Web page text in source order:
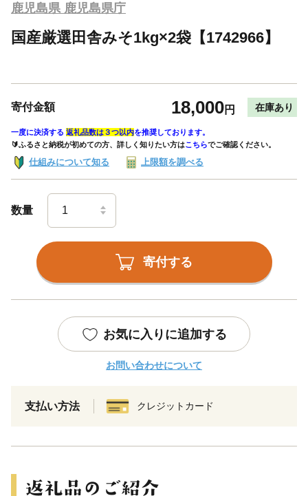
鹿児島県 鹿児島県庁
国産厳選田舎みそ1kg×2袋【1742966】
寄付金額 18,000円 在庫あり
一度に決済する 返礼品数は３つ以内を推奨しております。
🔰ふるさと納税が初めての方、詳しく知りたい方はこちらでご確認ください。
仕組みについて知る 上限額を調べる
数量
寄付する
お気に入りに追加する
お問い合わせについて
支払い方法 クレジットカード